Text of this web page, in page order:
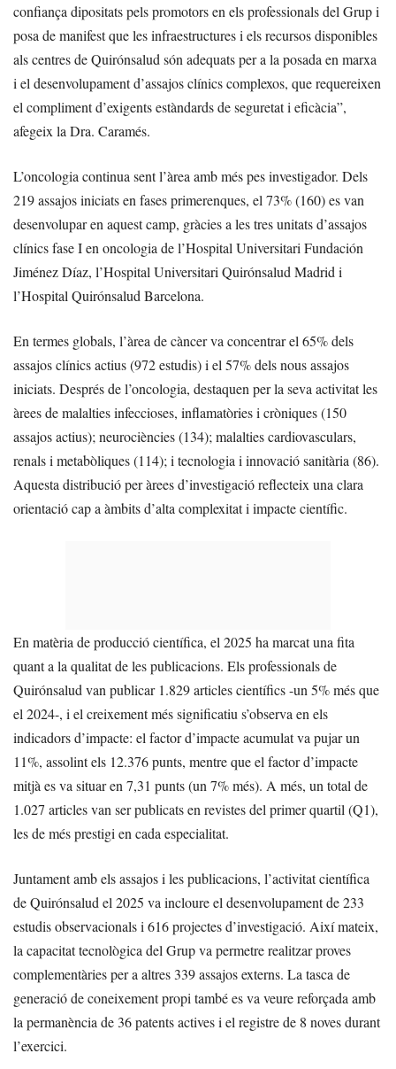
confiança dipositats pels promotors en els professionals del Grup i
posa de manifest que les infraestructures i els recursos disponibles
als centres de Quirónsalud són adequats per a la posada en marxa
i el desenvolupament d’assajos clínics complexos, que requereixen
el compliment d’exigents estàndards de seguretat i eficàcia”,
afegeix la Dra. Caramés.
L’oncologia continua sent l’àrea amb més pes investigador. Dels
219 assajos iniciats en fases primerenques, el 73% (160) es van
desenvolupar en aquest camp, gràcies a les tres unitats d’assajos
clínics fase I en oncologia de l’Hospital Universitari Fundación
Jiménez Díaz, l’Hospital Universitari Quirónsalud Madrid i
l’Hospital Quirónsalud Barcelona.
En termes globals, l’àrea de càncer va concentrar el 65% dels
assajos clínics actius (972 estudis) i el 57% dels nous assajos
iniciats. Després de l’oncologia, destaquen per la seva activitat les
àrees de malalties infeccioses, inflamatòries i cròniques (150
assajos actius); neurociències (134); malalties cardiovasculars,
renals i metabòliques (114); i tecnologia i innovació sanitària (86).
Aquesta distribució per àrees d’investigació reflecteix una clara
orientació cap a àmbits d’alta complexitat i impacte científic.
En matèria de producció científica, el 2025 ha marcat una fita
quant a la qualitat de les publicacions. Els professionals de
Quirónsalud van publicar 1.829 articles científics -un 5% més que
el 2024-, i el creixement més significatiu s’observa en els
indicadors d’impacte: el factor d’impacte acumulat va pujar un
11%, assolint els 12.376 punts, mentre que el factor d’impacte
mitjà es va situar en 7,31 punts (un 7% més). A més, un total de
1.027 articles van ser publicats en revistes del primer quartil (Q1),
les de més prestigi en cada especialitat.
Juntament amb els assajos i les publicacions, l’activitat científica
de Quirónsalud el 2025 va incloure el desenvolupament de 233
estudis observacionals i 616 projectes d’investigació. Així mateix,
la capacitat tecnològica del Grup va permetre realitzar proves
complementàries per a altres 339 assajos externs. La tasca de
generació de coneixement propi també es va veure reforçada amb
la permanència de 36 patents actives i el registre de 8 noves durant
l’exercici.